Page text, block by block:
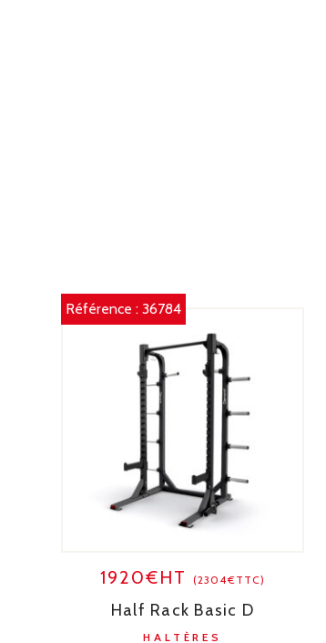
Référence :36784
1920€HT (2304€TTC)
Half Rack Basic D
HALTÈRES